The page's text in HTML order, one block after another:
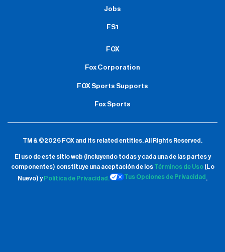
Jobs
FS1
FOX
Fox Corporation
FOX Sports Supports
Fox Sports
TM & ©2026 FOX and its related entities.All Rights Reserved.
El uso de este sitio web (incluyendo todas y cada una de las partes y
componentes) constituye una aceptación de los Términos de Uso(Lo
Nuevo) y Política de Privacidad. Tus Opciones de Privacidad .